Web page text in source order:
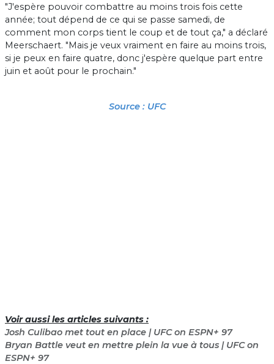
"J'espère pouvoir combattre au moins trois fois cette
année; tout dépend de ce qui se passe samedi, de
comment mon corps tient le coup et de tout ça," a déclaré
Meerschaert. "Mais je veux vraiment en faire au moins trois,
si je peux en faire quatre, donc j'espère quelque part entre
juin et août pour le prochain."
Source : UFC
Voir aussi les articles suivants :
Josh Culibao met tout en place | UFC on ESPN+ 97
Bryan Battle veut en mettre plein la vue à tous | UFC on
ESPN+ 97